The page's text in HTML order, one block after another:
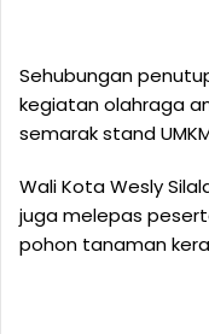
Sehubungan
kegiatan olahraga
semarak stand
Wali Kota Wesly
juga melepas
pohon tanaman